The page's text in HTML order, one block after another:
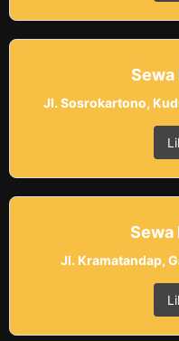
Sewa
Jl. Sosrokartono,
Sewa
Jl. Kramatandap,